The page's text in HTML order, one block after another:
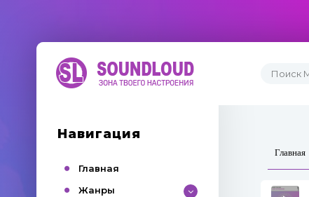
Навигация
Главная
Жанры
Главная